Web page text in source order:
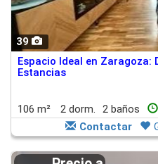
39
Espacio Ideal en Zaragoza:
Estancias
106 m² 2 dorm. 2 baños
Contactar